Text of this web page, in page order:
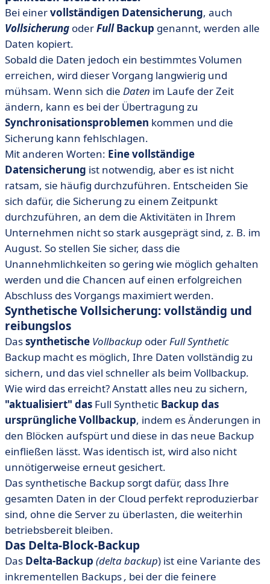
Bei einervollständigen Datensicherung, auch
Vollsicherung oderFull Backup genannt, werden alle
Daten kopiert.
Sobald die Daten jedoch ein bestimmtes Volumen
erreichen, wird dieser Vorgang langwierig und
mühsam. Wenn sich die Daten im Laufe der Zeit
ändern, kann es bei der Übertragung zu
Synchronisationsproblemen kommen und die
Sicherung kann fehlschlagen.
Mit anderen Worten: Eine vollständige
Datensicherung ist notwendig, aber es ist nicht
ratsam, sie häufig durchzuführen. Entscheiden Sie
sich dafür, die Sicherung zu einem Zeitpunkt
durchzuführen, an dem die Aktivitäten in Ihrem
Unternehmen nicht so stark ausgeprägt sind, z. B. im
August. So stellen Sie sicher, dass die
Unannehmlichkeiten so gering wie möglich gehalten
werden und die Chancen auf einen erfolgreichen
Abschluss des Vorgangs maximiert werden.
Synthetische Vollsicherung: vollständig und
reibungslos
Dassynthetische Vollbackup oderFull Synthetic
Backup macht es möglich, Ihre Daten vollständig zu
sichern, und das viel schneller als beim Vollbackup.
Wie wird das erreicht? Anstatt alles neu zu sichern,
"aktualisiert" das Full Synthetic Backup das
ursprüngliche Vollbackup, indem es Änderungen in
den Blöcken aufspürt und diese in das neue Backup
einfließen lässt. Was identisch ist, wird also nicht
unnötigerweise erneut gesichert.
Das synthetische Backup sorgt dafür, dass Ihre
gesamten Daten in der Cloud perfekt reproduzierbar
sind, ohne die Server zu überlasten, die weiterhin
betriebsbereit bleiben.
Das Delta-Block-Backup
Das Delta-Backup (delta backup) ist eine Variante des
inkrementellen Backups, bei der die feinere